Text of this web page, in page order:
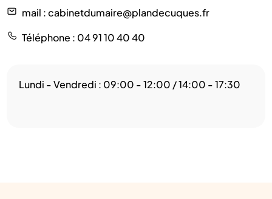
mail : cabinetdumaire@plandecuques.fr
Téléphone : 04 91 10 40 40
Lundi - Vendredi : 09:00 - 12:00 / 14:00 - 17:30